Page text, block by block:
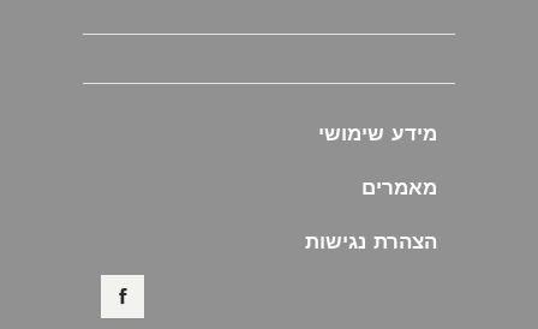
מידע שימושי
מאמרים
הצהרת נגישות